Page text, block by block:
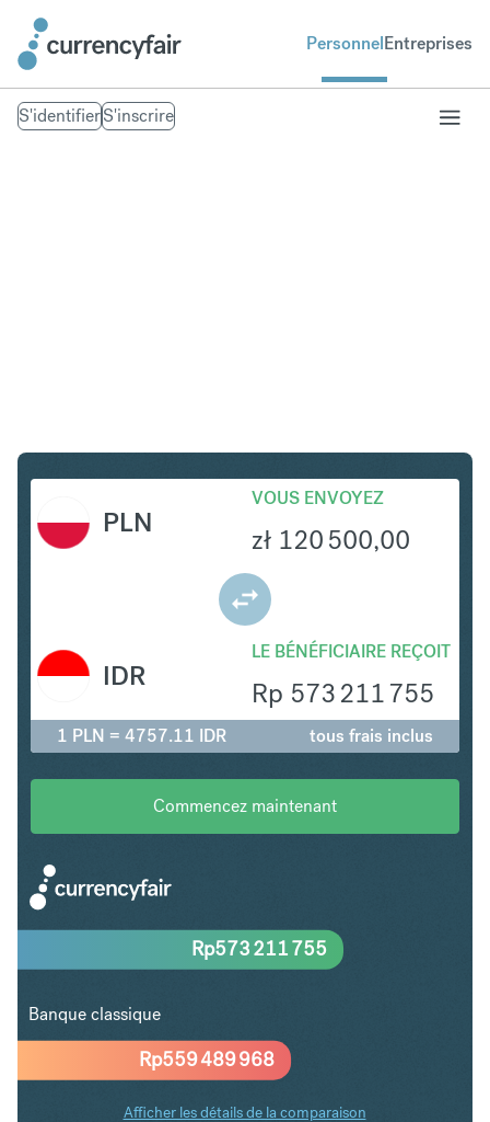
PersonnelEntreprises
S'identifierS'inscrire
PLN
VOUS ENVOYEZ
zł 120 500,00
LE BÉNÉFICIAIRE REÇOIT
Rp 573 211 755
IDR
1 PLN = 4757.11 IDR tous frais inclus
Commencez maintenant
Rp559 489 968
Rp573 211 755
Banque classique
Afficher les détails de la comparaison